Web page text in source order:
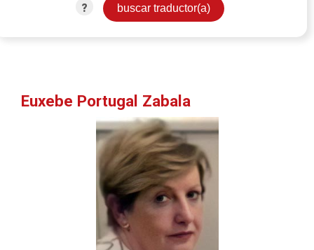
?
Euxebe Portugal Zabala